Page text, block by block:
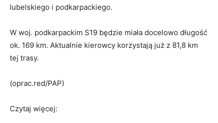
lubelskiego i podkarpackiego.
W woj. podkarpackim S19 będzie miała docelowo długość
ok. 169 km. Aktualnie kierowcy korzystają już z 81,8 km
tej trasy.
(oprac.red/PAP)
Czytaj więcej: